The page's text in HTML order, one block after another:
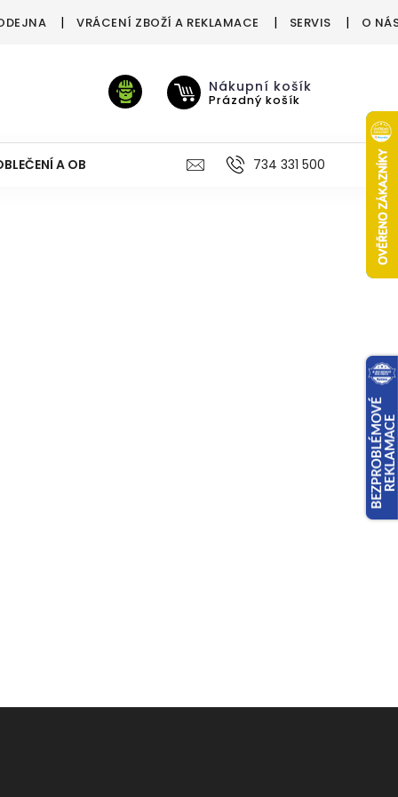
VRÁCENÍ ZBOŽÍ A REKLAMACE SERVIS O
Nákupní košík
Prázdný košík
A OBUV VÝŽIVA VÝPRODEJ %
734 331 500